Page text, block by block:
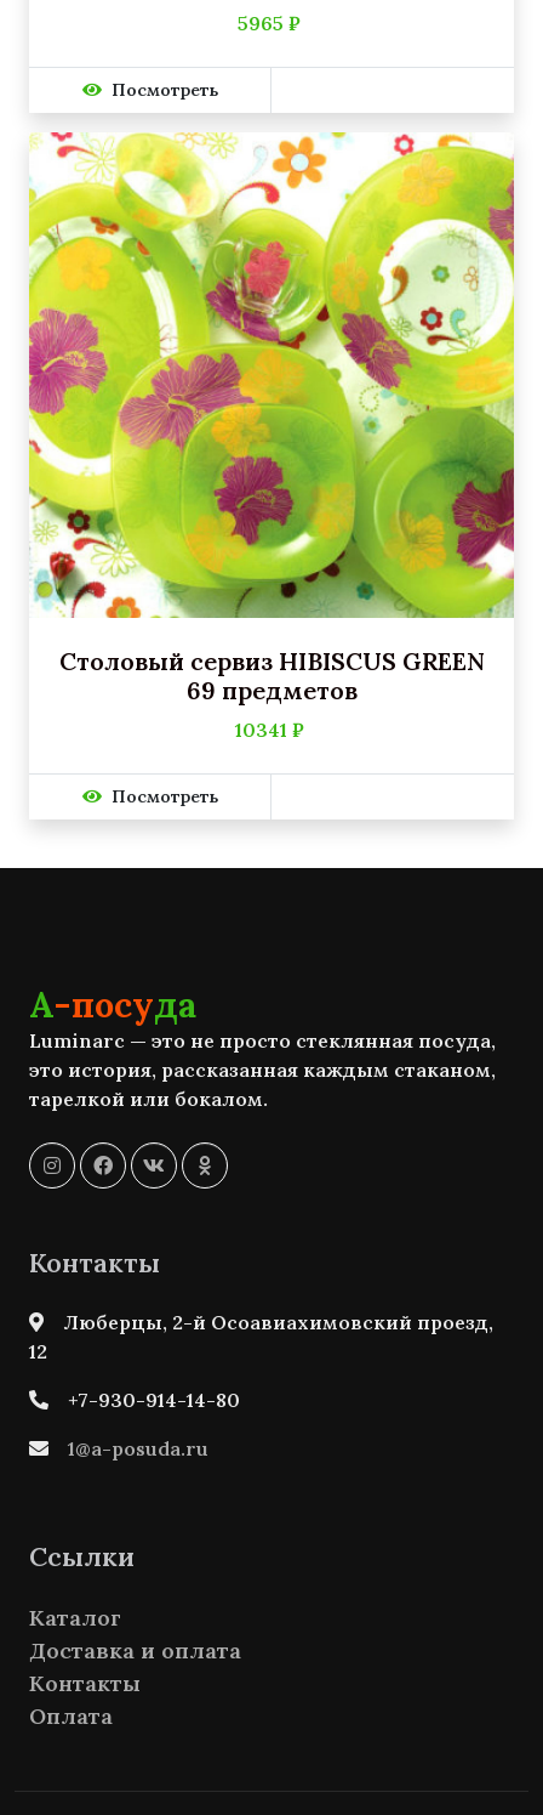
5965 ₽
Посмотреть
Столовый сервиз HIBISCUS GREEN
69 предметов
10341 ₽
Посмотреть
А-посуда
Luminarc — это не просто стеклянная посуда,
это история, рассказанная каждым стаканом,
тарелкой или бокалом.
Контакты
Люберцы, 2-й Осоавиахимовский проезд,
12
+7-930-914-14-80
1@a-posuda.ru
Ссылки
Каталог
Доставка и оплата
Контакты
Оплата